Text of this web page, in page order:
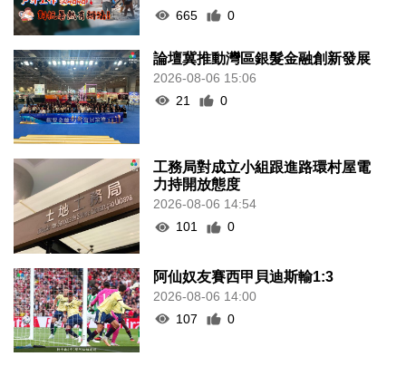
665
0
論壇冀推動灣區銀髮金融創新發展
2026-08-06 15:06
21
0
工務局對成立小組跟進路環村屋電
力持開放態度
2026-08-06 14:54
101
0
阿仙奴友賽西甲貝迪斯輸1:3
2026-08-06 14:00
107
0